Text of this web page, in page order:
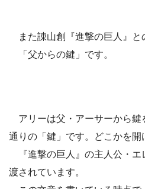
また諌山創『進撃の巨人』と
「父からの鍵」です。
アリーは父・アーサーから鍵
通りの「鍵」です。どこかを開
『進撃の巨人』の主人公・エ
渡されています。